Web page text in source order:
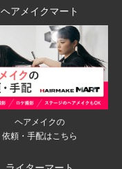
ヘアメイクマート
ヘアメイクの
依頼・手配はこちら